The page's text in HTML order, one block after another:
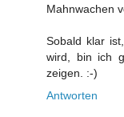
Mahnwachen
Sobald klar
wird, bin ich
zeigen. :-)
Antworten